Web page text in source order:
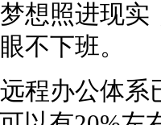
想照进现
不下班。
程办公体系